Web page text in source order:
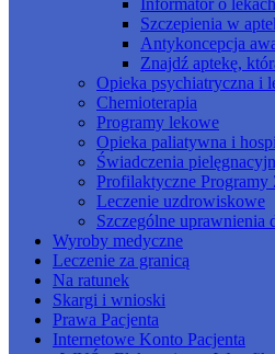
Szczepienia w
Antykoncepcja
Znajdź aptekę,
Opieka psychiatryczna i
Chemioterapia
Programy lekowe
Opieka paliatywna i
Świadczenia
Profilaktyczne Programy
Leczenie uzdrowiskowe
Szczególne uprawnienia
Wyroby medyczne
Leczenie za granicą
Na ratunek
Skargi i wnioski
Prawa Pacjenta
Internetowe Konto Pacjenta